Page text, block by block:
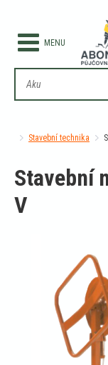
Stavební technika
Stavební
V